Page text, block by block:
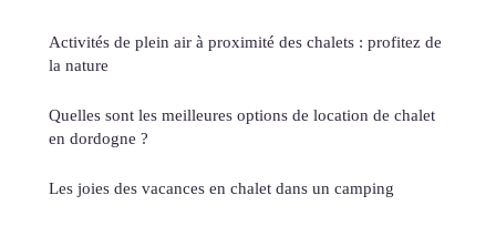
Activités de plein air à proximité des chalets : profitez de
la nature
Quelles sont les meilleures options de location de chalet
en dordogne ?
Les joies des vacances en chalet dans un camping